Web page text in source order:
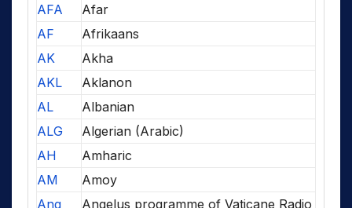
AFA
Afar
AF
Afrikaans
AK
Akha
AKL
Aklanon
AL
Albanian
ALG
Algerian (Arabic)
AH
Amharic
AM
Amoy
Ang
Angelus programme of Vaticane Radio